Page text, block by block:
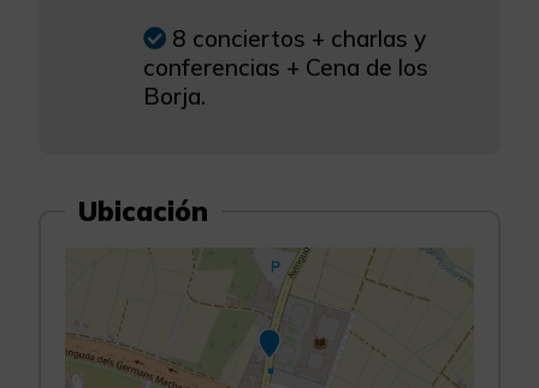
8 conciertos + charlas y
conferencias + Cena de los
Borja.
Ubicación